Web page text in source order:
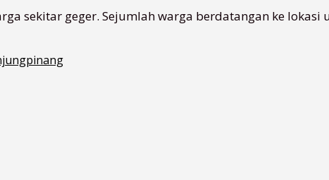
sekitar geger. Sejumlah warga berdatangan ke